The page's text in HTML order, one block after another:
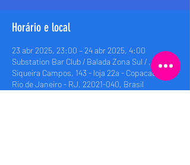
Horário e local
23 abr 2025, 23:00 – 24 abr 2025, 4:00
Substation Bar Club / Balada Zona Sul / , Rua
Siqueira Campos, 143 - loja 22a - Copacabana,
Rio de Janeiro - RJ, 22021-040, Brasil